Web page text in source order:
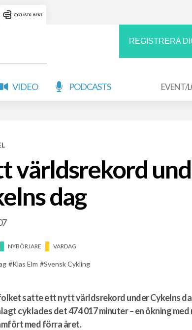
REGISTRERA
VIDEO PODCASTS EVENT/
världsrekord
dag
NYBÖRJARE VARDAG
Klas Elm Svensk Cykling
satte ett nytt världsrekord under Cykelns
cyklades det 474 017 minuter – en ökning med
med förra året.